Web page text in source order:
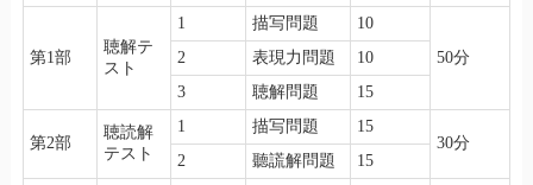
第1部
聴解テ
スト
1 描写問題
10
50分
2 表現力問題
10
3
聴解問題 15
第2部
聴読解
テスト
1 描写問題
15
30分
2
聽謊解問題 15